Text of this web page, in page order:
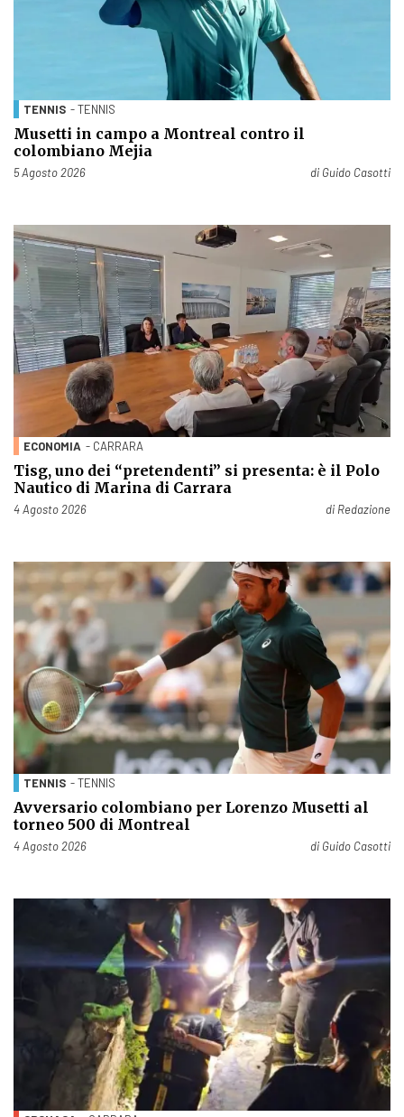
TENNIS - TENNIS
Musetti in campo a Montreal contro il
colombiano Mejia
Pubblicato il
5 Agosto 2026 di Guido Casotti
ECONOMIA - CARRARA
Tisg, uno dei “pretendenti” si presenta: è il Polo
Nautico di Marina di Carrara
Pubblicato il
4 Agosto 2026 di Redazione
TENNIS - TENNIS
Avversario colombiano per Lorenzo Musetti al
torneo 500 di Montreal
Pubblicato il
4 Agosto 2026 di Guido Casotti